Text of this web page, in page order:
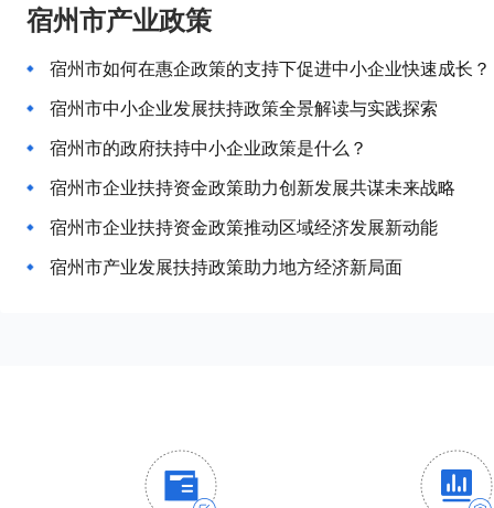
宿州市产业政策
宿州市如何在惠企政策的支持下促进中小企业快速成长？
宿州市中小企业发展扶持政策全景解读与实践探索
宿州市的政府扶持中小企业政策是什么？
宿州市企业扶持资金政策助力创新发展共谋未来战略
宿州市企业扶持资金政策推动区域经济发展新动能
宿州市产业发展扶持政策助力地方经济新局面